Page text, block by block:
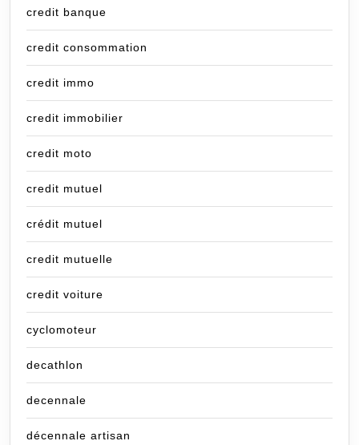
credit banque
credit consommation
credit immo
credit immobilier
credit moto
credit mutuel
crédit mutuel
credit mutuelle
credit voiture
cyclomoteur
decathlon
decennale
décennale artisan